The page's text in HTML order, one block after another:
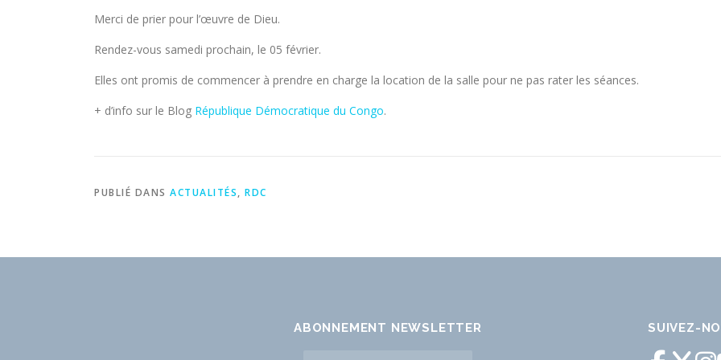
Merci de prier pour l’œuvre de Dieu.
Rendez-vous samedi prochain, le 05 février.
Elles ont promis de commencer à prendre en charge la location de la salle pour ne pas rater les séances.
+ d’info sur le Blog République Démocratique du Congo.
PUBLIÉ DANS ACTUALITÉS, RDC
ABONNEMENT NEWSLETTER SUIVEZ-